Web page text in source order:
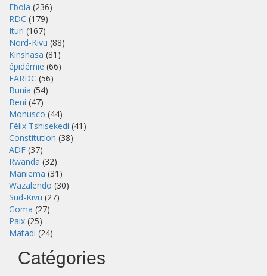
Ebola (236)
RDC (179)
Ituri (167)
Nord-Kivu (88)
Kinshasa (81)
épidémie (66)
FARDC (56)
Bunia (54)
Beni (47)
Monusco (44)
Félix Tshisekedi (41)
Constitution (38)
ADF (37)
Rwanda (32)
Maniema (31)
Wazalendo (30)
Sud-Kivu (27)
Goma (27)
Paix (25)
Matadi (24)
Catégories